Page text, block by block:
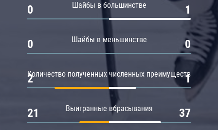
Шайбы в большинстве
0 1
Шайбы в меньшинстве
0 0
Количество полученных численных преимуществ
2 1
Выигранные вбрасывания
21 37